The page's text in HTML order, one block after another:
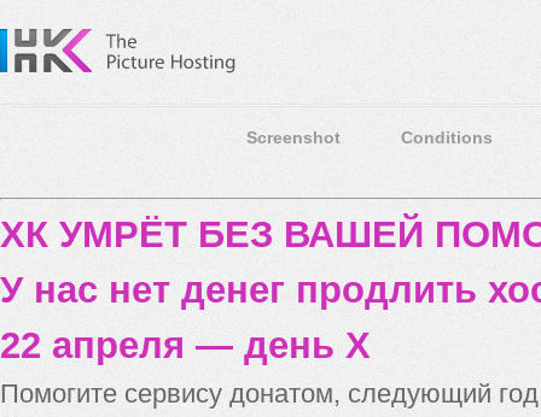
Screenshot Conditions
ХК УМРЁТ БЕЗ ВАШЕЙ
У нас нет денег продлить
22 апреля — день X
Помогите сервису донатом, следующий